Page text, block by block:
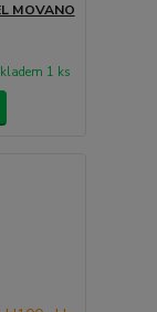
MOVANO
1 ks